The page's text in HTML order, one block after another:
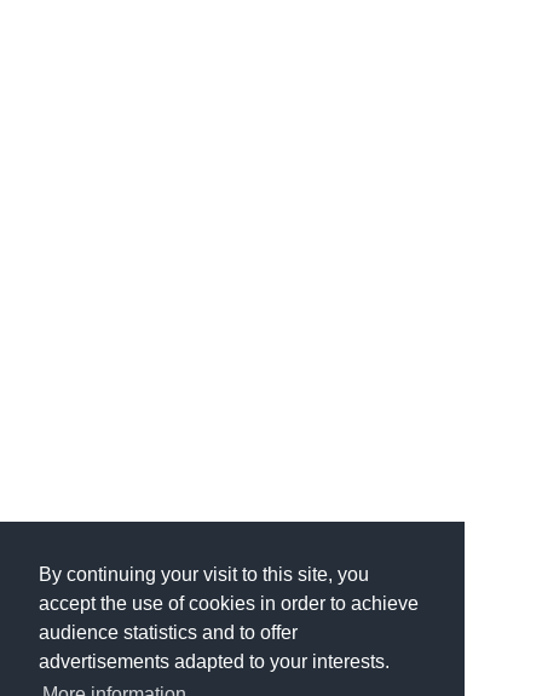
By continuing your visit to this site, you
accept the use of cookies in order to achieve
audience statistics and to offer
advertisements adapted to your interests.